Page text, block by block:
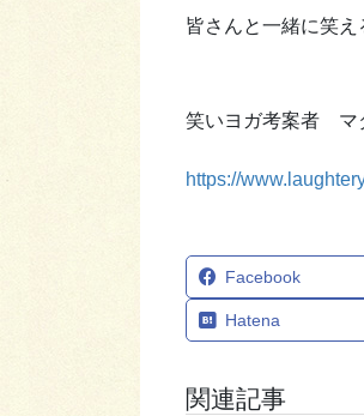
皆さんと一緒に笑え
笑いヨガ考案者 マ
https://
Facebook
Hatena
関連記事